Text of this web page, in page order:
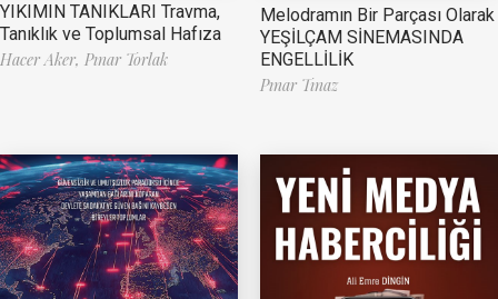
YIKIMIN TANIKLARI Travma,
Tanıklık ve Toplumsal Hafıza
Hacer Aker, Pınar Torlak
Melodramın Bir Parçası Olarak
YEŞİLÇAM SİNEMASINDA
ENGELLİLİK
Pınar Tınaz